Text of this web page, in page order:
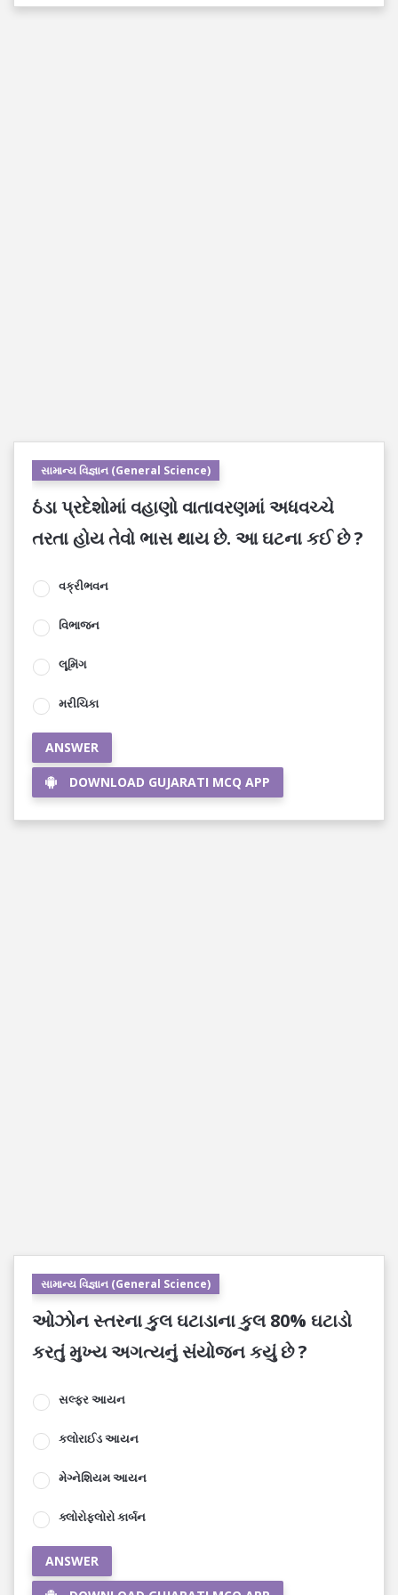
સામાન્ય વિજ્ઞાન (General Science)
ઠંડા પ્રદેશોમાં વહાણો વાતાવરણમાં અધવચ્ચે
તરતા હોય તેવો ભાસ થાય છે. આ ઘટના કઈ છે ?
વક્રીભવન
વિભાજન
લૂમિંગ
મરીચિકા
ANSWER
DOWNLOAD GUJARATI MCQ APP
સામાન્ય વિજ્ઞાન (General Science)
ઓઝોન સ્તરના કુલ ઘટાડાના કુલ 80% ઘટાડો
કરતું મુખ્ય અગત્યનું સંયોજન કયું છે ?
સલ્ફર આયન
કલોરાઈડ આયન
મેગ્નેશિયમ આયન
ક્લોરોફ્લોરો કાર્બન
ANSWER